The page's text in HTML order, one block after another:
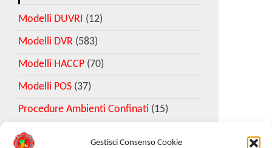
Gestisci Consenso Cookie
Modelli DUVRI (12)
Modelli DVR (583)
Modelli HACCP (70)
Modelli POS (37)
Procedure Ambienti Confinati (15)